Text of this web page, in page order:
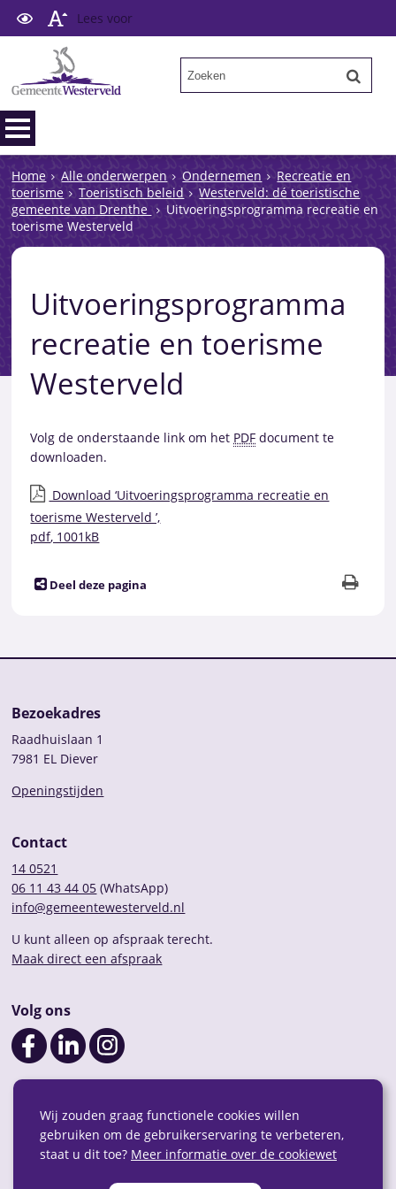
Wij zouden graag functionele cookies willen
gebruiken om de gebruikerservaring te verbeteren,
staat u dit toe? Meer informatie over de cookiewet
Lees voor
Home Alle onderwerpen Ondernemen
Recreatie en
toerisme
Toeristisch beleid
Westerveld: dé toeristische
gemeente van Drenthe
Uitvoeringsprogramma recreatie en
toerisme Westerveld
Uitvoeringsprogramma
recreatie en toerisme
Westerveld
Volg de onderstaande link om het PDF document te
downloaden.
Download ‘Uitvoeringsprogramma recreatie en
toerisme Westerveld ’,
pdf, 1001kB
Deel deze pagina
Bezoekadres
Raadhuislaan 1
7981 EL Diever
Openingstijden
Contact
14 0521
06 11 43 44 05 (WhatsApp)
info@gemeentewesterveld.nl
U kunt alleen op afspraak terecht.
Maak direct een afspraak
Volg ons